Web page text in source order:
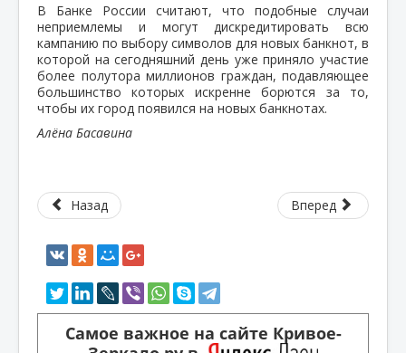
В Банке России считают, что подобные случаи
неприемлемы и могут дискредитировать всю
кампанию по выбору символов для новых банкнот, в
которой на сегодняшний день уже приняло участие
более полутора миллионов граждан, подавляющее
большинство которых искренне борются за то,
чтобы их город появился на новых банкнотах.
Алёна Басавина
Назад Вперед
Самое важное на сайте Кривое-